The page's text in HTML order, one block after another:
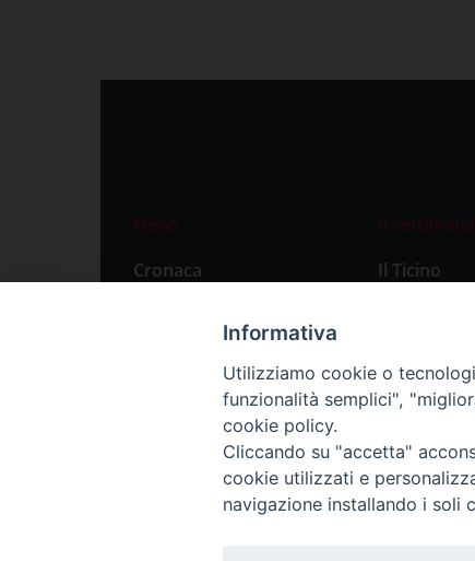
News
Cronaca
Primo Piano
Il
Il Ticino
Informativa
Utilizziamo cookie o
funzionalità semplici",
cookie policy.
Cliccando su "accetta"
cookie utilizzati e
navigazione installando i soli